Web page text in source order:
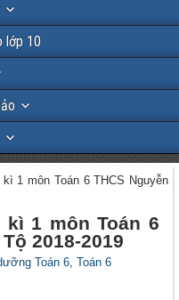
lớp 10
1 môn Toán 6 THCS Nguyễn
1 môn Toán 6
2018-2019
Toán 6, Toán 6